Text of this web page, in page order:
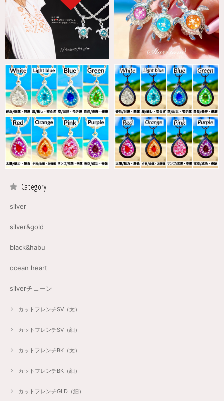
Category
silver
silver&gold
black&habu
ocean heart
silverチェーン
カットフレンチSV（太）
カットフレンチSV（細）
カットフレンチBK（太）
カットフレンチBK（細）
カットフレンチGLD（細）